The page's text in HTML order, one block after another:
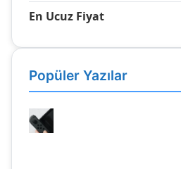
En Ucuz Fiyat
Popüler Yazılar